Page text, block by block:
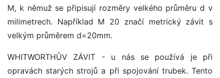
M, k němuž se připisují rozměry velkého průměru d v
milimetrech. Například M 20 značí metrický závit s
velkým průměrem d=20mm.
WHITWORTHŮV ZÁVIT - u nás se používá je při
opravách starých strojů a při spojování trubek. Tento